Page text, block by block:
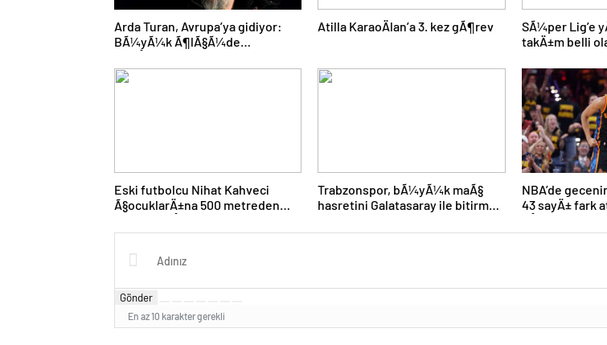
Arda Turan, Avrupa’ya gidiyor:
BÃ¼yÃ¼k Ã¶lÃ§Ã¼de
Atilla KaraoÄlan’a 3. kez gÃ¶rev
SÃ¼per Lig’e
takÄ±m belli
Eski futbolcu Nihat Kahveci
Ã§ocuklarÄ±na 500 metreden
Trabzonspor, bÃ¼yÃ¼k maÃ§
hasretini Galatasaray ile bitirmek
NBA’de
43 sayÄ± fark
Gönder
En az 10 karakter gerekli